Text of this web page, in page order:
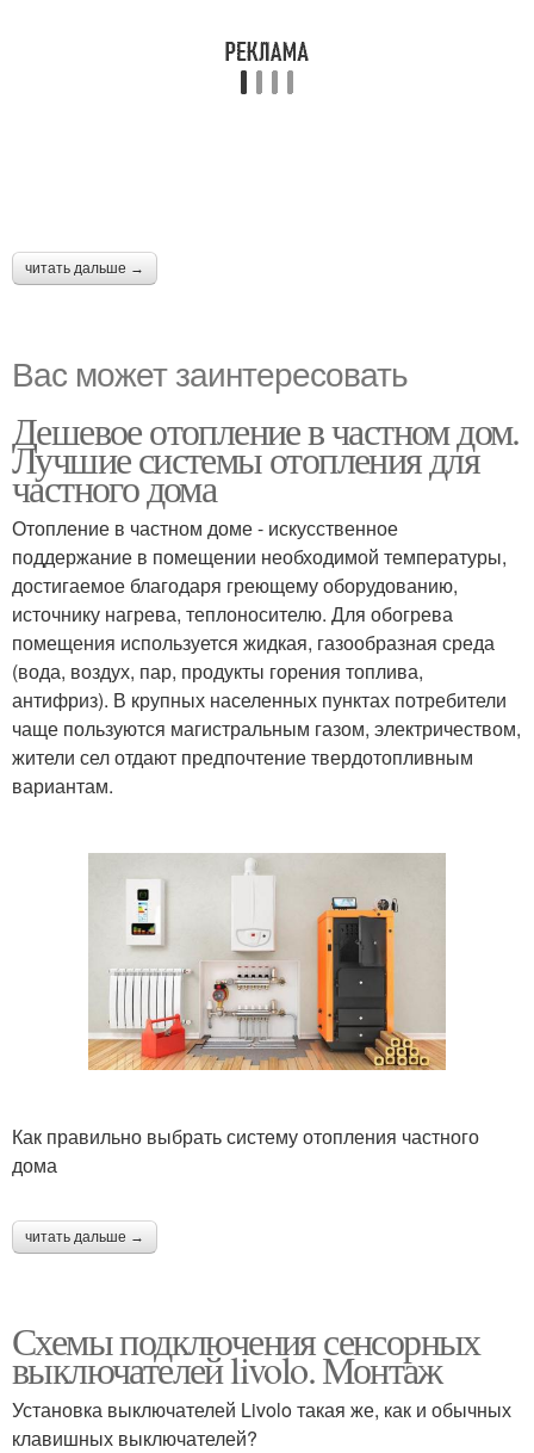
читать дальше →
Вас может заинтересовать
Дешевое отопление в частном дом.
Лучшие системы отопления для
частного дома
Отопление в частном доме - искусственное
поддержание в помещении необходимой температуры,
достигаемое благодаря греющему оборудованию,
источнику нагрева, теплоносителю. Для обогрева
помещения используется жидкая, газообразная среда
(вода, воздух, пар, продукты горения топлива,
антифриз). В крупных населенных пунктах потребители
чаще пользуются магистральным газом, электричеством,
жители сел отдают предпочтение твердотопливным
вариантам.
Как правильно выбрать систему отопления частного
дома
читать дальше →
Схемы подключения сенсорных
выключателей livolo. Монтаж
Установка выключателей Livolo такая же, как и обычных
клавишных выключателей?